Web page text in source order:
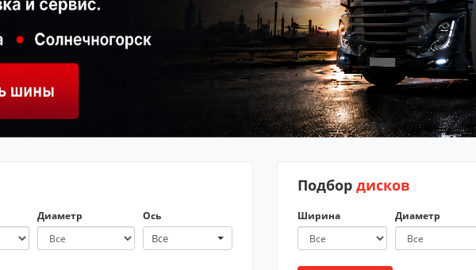
Диаметр Ось
Все
Подбор дисков
Ширина Диаметр